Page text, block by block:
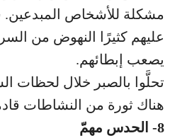
مشكلة للأشخاص
عليهم كثيرًا النهوض من
يصعب إبطائهم.
تحلَّوا بالصبر خلال لحظات
هناك ثورة من النشاطات
8- الحدس مهمّ